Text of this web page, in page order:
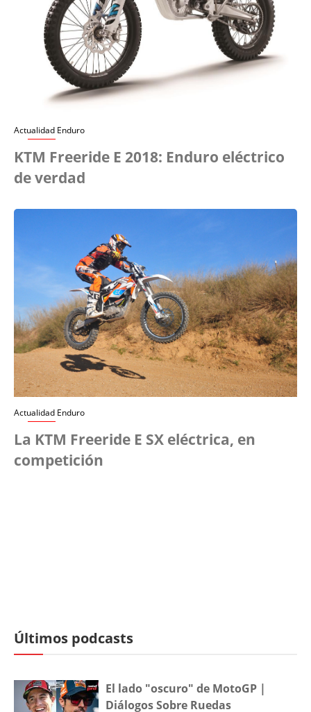
Actualidad Enduro
KTM Freeride E 2018: Enduro eléctrico
de verdad
Actualidad Enduro
La KTM Freeride E SX eléctrica, en
competición
Últimos podcasts
El lado "oscuro" de MotoGP |
Diálogos Sobre Ruedas